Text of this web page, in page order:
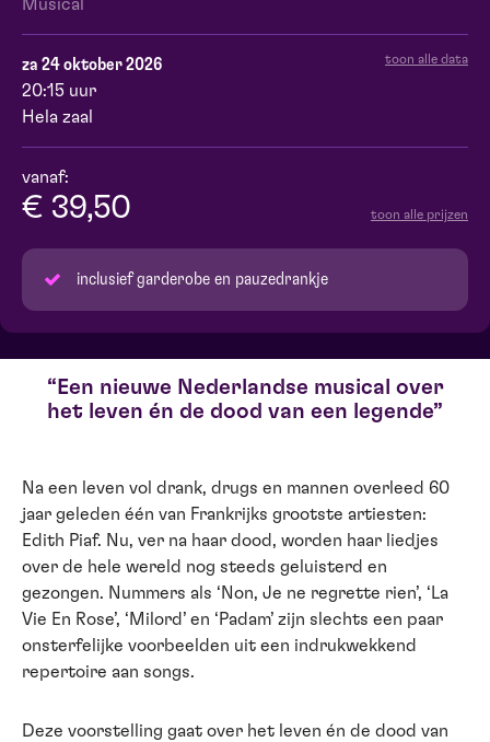
Musical
za 24 oktober 2026 toon alle data
20:15 uur
Hela zaal
vanaf:
€ 39,50 toon alle prijzen
inclusief garderobe en pauzedrankje
Een nieuwe Nederlandse musical over
het leven én de dood van een legende
Na een leven vol drank, drugs en mannen overleed 60
jaar geleden één van Frankrijks grootste artiesten:
Edith Piaf. Nu, ver na haar dood, worden haar liedjes
over de hele wereld nog steeds geluisterd en
gezongen. Nummers als ‘Non, Je ne regrette rien’, ‘La
Vie En Rose’, ‘Milord’ en ‘Padam’ zijn slechts een paar
onsterfelijke voorbeelden uit een indrukwekkend
repertoire aan songs.
Deze voorstelling gaat over het leven én de dood van